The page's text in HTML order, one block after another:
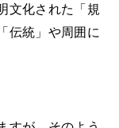
文化された「規
伝統」や周囲に